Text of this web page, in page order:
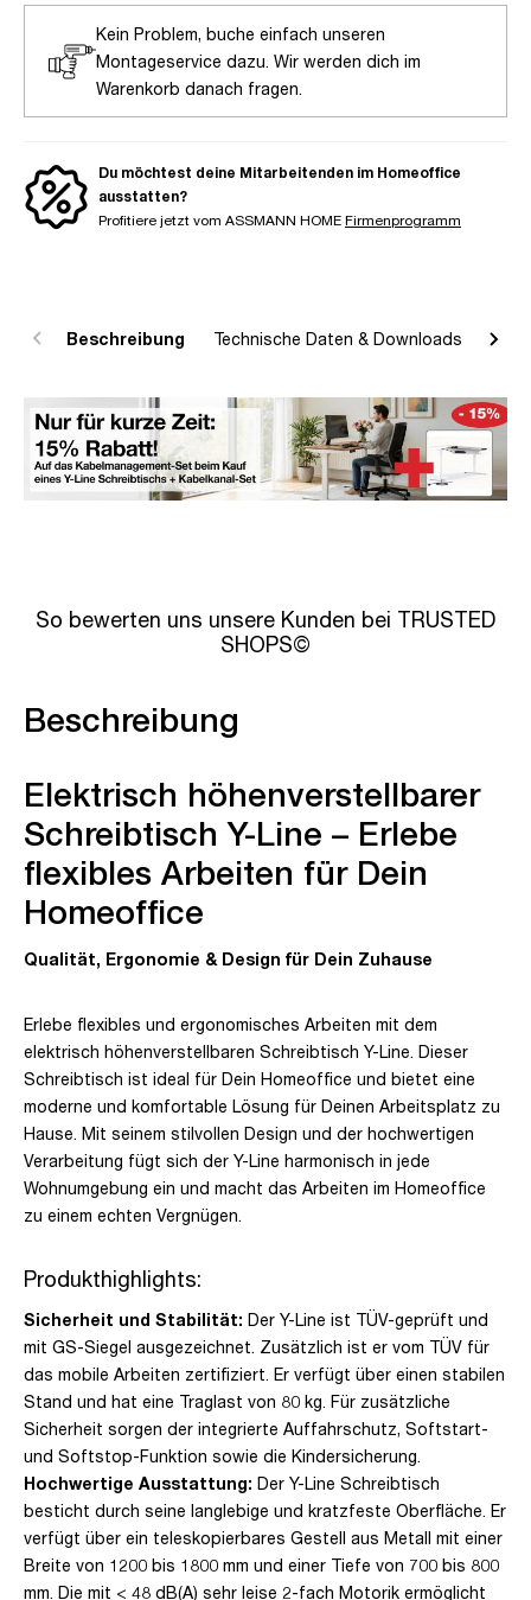
Kein Problem, buche einfach unseren
Montageservice dazu. Wir werden dich im
Warenkorb danach fragen.
Du möchtest deine Mitarbeitenden im Homeoffice
ausstatten?
Profitiere jetzt vom ASSMANN HOME Firmenprogramm
Beschreibung Technische Daten & Downloads
So bewerten uns unsere Kunden bei TRUSTED
SHOPS©
Beschreibung
Elektrisch höhenverstellbarer
Schreibtisch Y-Line – Erlebe
flexibles Arbeiten für Dein
Homeoffice
Qualität, Ergonomie & Design für Dein Zuhause
Erlebe flexibles und ergonomisches Arbeiten mit dem
elektrisch höhenverstellbaren Schreibtisch Y-Line. Dieser
Schreibtisch ist ideal für Dein Homeoffice und bietet eine
moderne und komfortable Lösung für Deinen Arbeitsplatz zu
Hause. Mit seinem stilvollen Design und der hochwertigen
Verarbeitung fügt sich der Y-Line harmonisch in jede
Wohnumgebung ein und macht das Arbeiten im Homeoffice
zu einem echten Vergnügen.
Produkthighlights:
Sicherheit und Stabilität: Der Y-Line ist TÜV-geprüft und
mit GS-Siegel ausgezeichnet. Zusätzlich ist er vom TÜV für
das mobile Arbeiten zertifiziert. Er verfügt über einen stabilen
Stand und hat eine Traglast von 80 kg. Für zusätzliche
Sicherheit sorgen der integrierte Auffahrschutz, Softstart-
und Softstop-Funktion sowie die Kindersicherung.
Hochwertige Ausstattung: Der Y-Line Schreibtisch
besticht durch seine langlebige und kratzfeste Oberfläche. Er
verfügt über ein teleskopierbares Gestell aus Metall mit einer
Breite von 1200 bis 1800 mm und einer Tiefe von 700 bis 800
mm. Die mit < 48 dB(A) sehr leise 2-fach Motorik ermöglicht